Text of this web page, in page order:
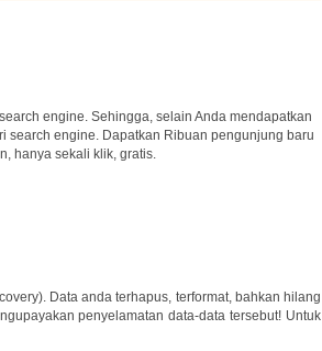
engine. Sehingga, selain Anda mendapatkan
search engine. Dapatkan Ribuan pengunjung baru
hanya sekali klik, gratis.
Data anda terhapus, terformat, bahkan hilang
penyelamatan data-data tersebut! Untuk